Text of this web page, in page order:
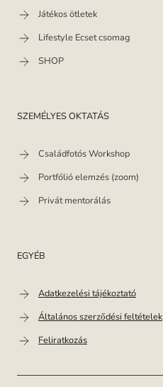
Játékos ötletek
Lifestyle Ecset csomag
SHOP
SZEMÉLYES OKTATÁS
Családfotós Workshop
Portfólió elemzés (zoom)
Privát mentorálás
EGYÉB
Adatkezelési tájékoztató
Általános szerződési feltételek
Feliratkozás